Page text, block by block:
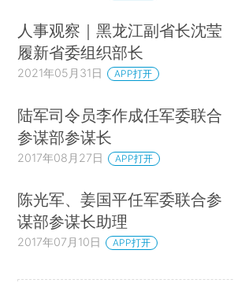
人事观察｜黑龙江副省长沈莹
履新省委组织部长
2021年05月31日 APP打开
陆军司令员李作成任军委联合
参谋部参谋长
2017年08月27日 APP打开
陈光军、姜国平任军委联合参
谋部参谋长助理
2017年07月10日 APP打开